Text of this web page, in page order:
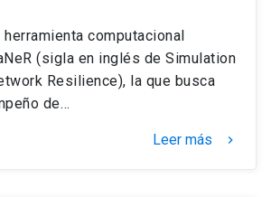
herramienta computacional
(sigla en inglés de Simulation
Resilience), la que busca
de…
Leer más keyboard_arrow_right